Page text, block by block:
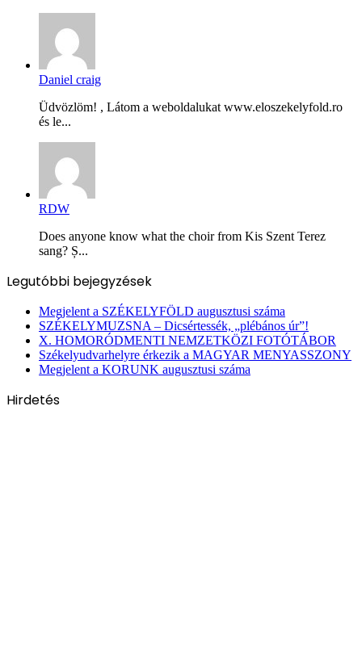
Daniel craig
Üdvözlöm! , Látom a weboldalukat www.eloszekelyfold.ro
és le...
RDW
Does anyone know what the choir from Kis Szent Terez
sang? Ș...
Legutóbbi bejegyzések
Megjelent a SZÉKELYFÖLD augusztusi száma
SZÉKELYMUZSNA – Dicsértessék, „plébános úr”!
X. HOMORÓDMENTI NEMZETKÖZI FOTÓTÁBOR
Székelyudvarhelyre érkezik a MAGYAR MENYASSZONY
Megjelent a KORUNK augusztusi száma
Hirdetés